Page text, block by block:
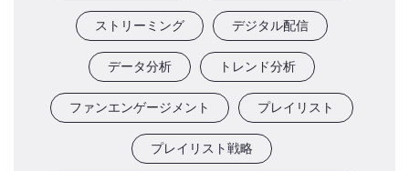
ストリーミング デジタル配信
データ分析 トレンド分析
ファンエンゲージメント プレイリスト
プレイリスト戦略